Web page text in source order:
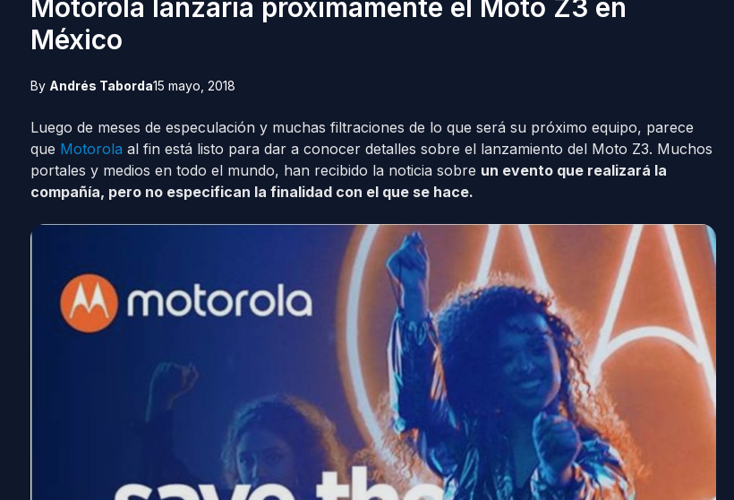
Motorola lanzaría próximamente el Moto Z3 en
México
By Andrés Taborda15 mayo, 2018
Luego de meses de especulación y muchas filtraciones de lo que será su próximo equipo, parece
que Motorola al fin está listo para dar a conocer detalles sobre el lanzamiento del Moto Z3. Muchos
portales y medios en todo el mundo, han recibido la noticia sobre un evento que realizará la
compañía, pero no especifican la finalidad con el que se hace.